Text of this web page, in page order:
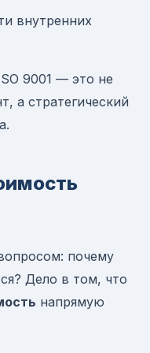
внутренних
9001 — это не
а стратегический
почему
Дело в том, что
напрямую